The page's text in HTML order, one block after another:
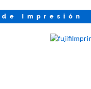
Impresión